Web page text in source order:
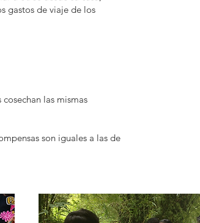
gastos de viaje de los
las mismas
son iguales a las de